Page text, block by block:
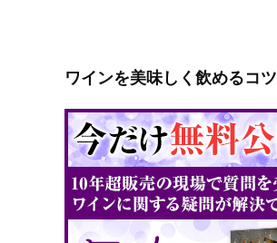
ワインを美味しく飲めるコツ